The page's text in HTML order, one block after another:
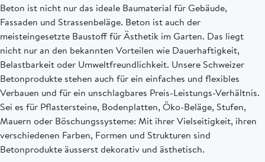
Beton ist nicht nur das ideale Baumaterial für Gebäude,
Fassaden und Strassenbeläge. Beton ist auch der
meisteingesetzte Baustoff für Ästhetik im Garten. Das liegt
nicht nur an den bekannten Vorteilen wie Dauerhaftigkeit,
Belastbarkeit oder Umweltfreundlichkeit. Unsere Schweizer
Betonprodukte stehen auch für ein einfaches und flexibles
Verbauen und für ein unschlagbares Preis-Leistungs-Verhältnis.
Sei es für Pflastersteine, Bodenplatten, Öko-Beläge, Stufen,
Mauern oder Böschungssysteme: Mit ihrer Vielseitigkeit, ihren
verschiedenen Farben, Formen und Strukturen sind
Betonprodukte äusserst dekorativ und ästhetisch.